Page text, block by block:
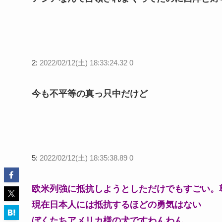
2: 2022/02/12(土) 18:33:24.32 0
今も不平等の真っ只中だけど
5: 2022/02/12(土) 18:35:38.89 0
欧米列強に抵抗しようとしただけでもすごい。
現在日本人には抵抗するほどの勇気はない